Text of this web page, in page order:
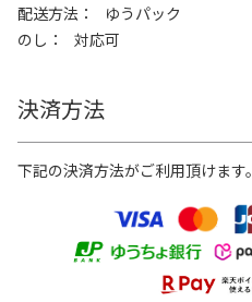
配送方法
ゆうパック
のし
対応可
決済方法
下記の決済方法がご利用頂けます。